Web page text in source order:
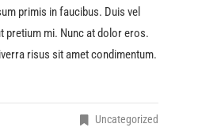
primis in faucibus. Duis vel
pretium mi. Nunc at dolor eros.
risus sit amet condimentum.
Uncategorized